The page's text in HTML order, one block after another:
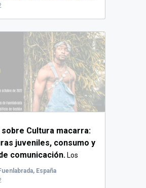
Cultura macarra:
juveniles, consumo y
comunicación. Los
España